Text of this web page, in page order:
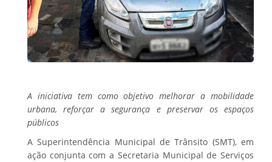
A iniciativa tem como objetivo melhorar a mobilidade
urbana, reforçar a segurança e preservar os espaços
públicos
A Superintendência Municipal de Trânsito (SMT), em
ação conjunta com a Secretaria Municipal de Serviços